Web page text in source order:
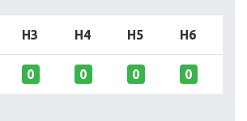
H3 H4 H5 H6
0 0 0 0